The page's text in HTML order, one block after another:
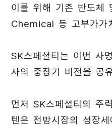
이를 위해 기존 반도체
Chemical 등 고부가가
SK스페셜티는 이번 사
사의 중장기 비전을 공
먼저 SK스페셜티의 주
텐은 전방시장의 성장